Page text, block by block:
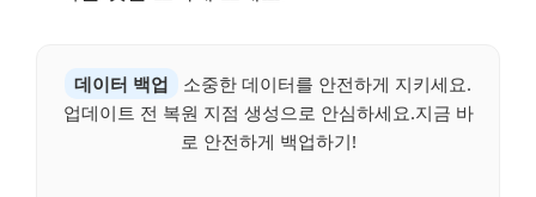
데이터 백업
소중한 데이터를 안전하게 지키세요.
업데이트 전 복원 지점 생성으로 안심하세요.지금 바
로 안전하게 백업하기!